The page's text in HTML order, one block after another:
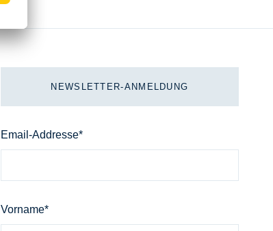
NEWSLETTER-ANMELDUNG
Email-Addresse*Email
Vorname*